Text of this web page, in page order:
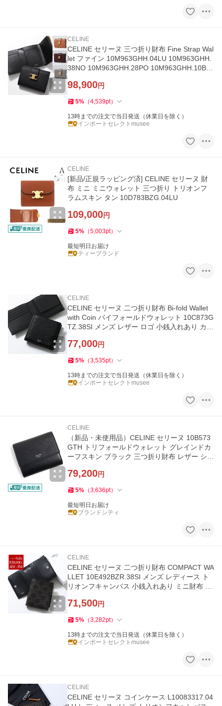
CELINE
CELINE セリーヌ 三つ折り財布 Fine Strap Wal
let ファイン 10M963GHH.04LU 10M963GHH.
38NO 10M963GHH.28PO 10M963GHH.10BL
98,900円
5% （4,539pt）
13時までの注文で当日発送（休業日を除く）
インポートセレクトmusee
CELINE
[新品/正規ラッピング済] CELINE セリーヌ 財
布 ミニ ミニウォレット 三つ折り トリオンフ
ラムスキン タン 10D783BZG.04LU
109,000円
5% （5,003pt）
最短明日お届け
ティーブランド
CELINE
CELINE セリーヌ 二つ折り財布 Bi-fold Wallet
with Coin バイフォールドウォレット 10C873G
TZ.38SI メンズ レザー ロゴ 小銭入れあり カラ
77,000円
5% （3,535pt）
13時までの注文で当日発送（休業日を除く）
インポートセレクトmusee
CELINE
（新品・未使用品）CELINE セリーヌ 10B573
GTH トリフォールドウォレット グレインドカ
ーフスキン ブラック 三つ折り財布 レザー シル
79,200円
5% （3,636pt）
最短明日お届け
ブランドシティ
CELINE
CELINE セリーヌ 二つ折り財布 COMPACT WA
LLET 10E492BZR.38SI メンズ レディース ト
リオンフキャンバス 小銭入れあり ミニ財布 BL
71,500円
5% （3,282pt）
13時までの注文で当日発送（休業日を除く）
インポートセレクトmusee
CELINE
CELINE セリーヌ コインケース L10083317.04